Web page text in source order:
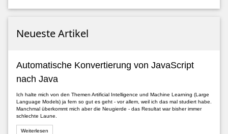
Neueste Artikel
Automatische Konvertierung von JavaScript
nach Java
Ich halte mich von den Themen Artificial Intelligence und Machine Learning (Large
Language Models) ja fern so gut es geht - vor allem, weil ich das mal studiert habe.
Manchmal überkommt mich aber die Neugierde - das Resultat war bisher immer
schlechte Laune.
Weiterlesen